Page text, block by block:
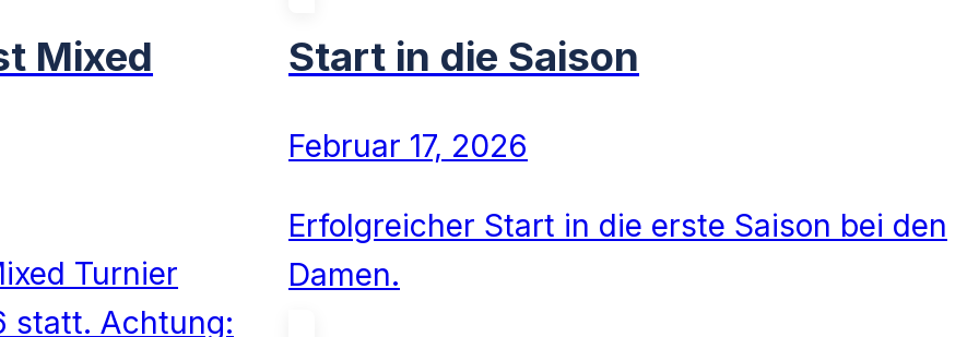
Mixed
Turnier
statt. Achtung:
Start in die Saison
Februar 17, 2026
Erfolgreicher Start in die erste Saison bei den
Damen.